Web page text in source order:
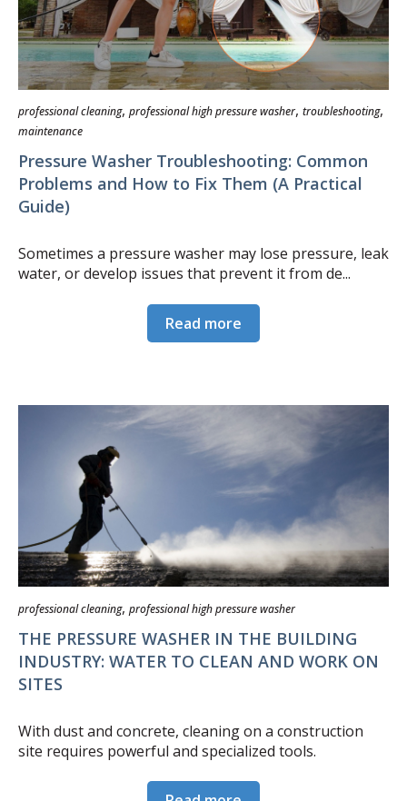
professional cleaning, professional high pressure washer, troubleshooting,
maintenance
Pressure Washer Troubleshooting: Common
Problems and How to Fix Them (A Practical
Guide)
Sometimes a pressure washer may lose pressure, leak
water, or develop issues that prevent it from de...
Read more
professional cleaning, professional high pressure washer
THE PRESSURE WASHER IN THE BUILDING
INDUSTRY: WATER TO CLEAN AND WORK ON
SITES
With dust and concrete, cleaning on a construction
site requires powerful and specialized tools.